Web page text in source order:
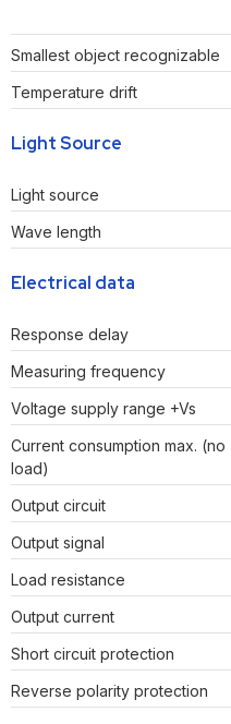
Smallest object recognizable
Temperature drift
Light Source
Light source
Wave length
Electrical data
Response delay
Measuring frequency
Voltage supply range +Vs
Current consumption max. (no
load)
Output circuit
Output signal
Load resistance
Output current
Short circuit protection
Reverse polarity protection